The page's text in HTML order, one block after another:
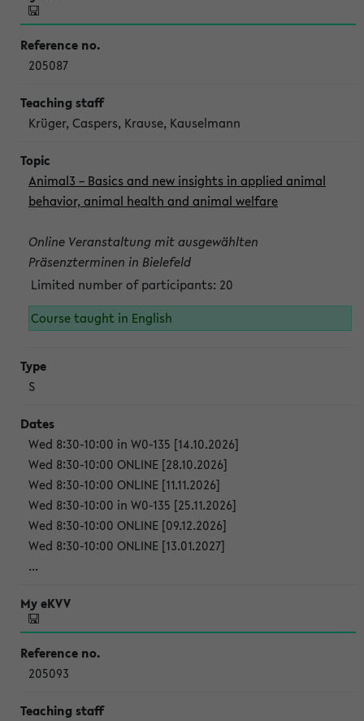
205087
Krüger, Caspers, Krause, Kauselmann
Animal3 – Basics and new insights in applied animal
behavior, animal health and animal welfare
Online Veranstaltung mit ausgewählten
Präsenzterminen in Bielefeld
Limited number of participants: 20
Course taught in English
S
Wed 8:30-10:00 in W0-135 [14.10.2026]
Wed 8:30-10:00 ONLINE [28.10.2026]
Wed 8:30-10:00 ONLINE [11.11.2026]
Wed 8:30-10:00 in W0-135 [25.11.2026]
Wed 8:30-10:00 ONLINE [09.12.2026]
Wed 8:30-10:00 ONLINE [13.01.2027]
...
205093